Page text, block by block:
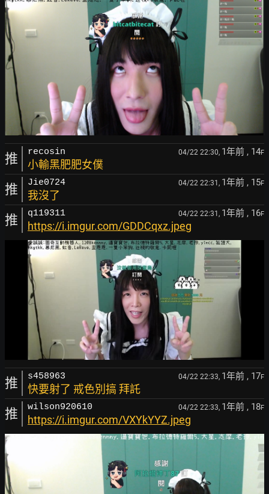
推 recosin 04/22 22:30, 1年前 , 14F
小輸黑肥肥女僕
推 Jie0724 04/22 22:31, 1年前 , 15F
我沒了
推 q119311 04/22 22:31, 1年前 , 16F
https://i.imgur.com/GDDCqxz.jpeg
推 s458963 04/22 22:33, 1年前 , 17F
快要射了 戒色別搞 拜託
推 wilson920610 04/22 22:33, 1年前 , 18F
https://i.imgur.com/VXYkYYZ.jpeg